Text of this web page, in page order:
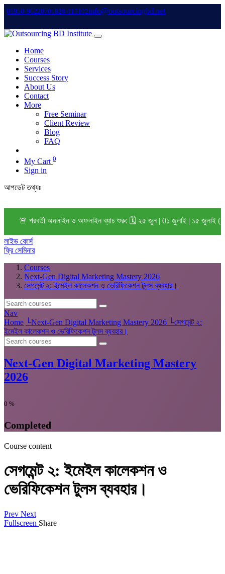
01950-96220701828-015102info@outsourcingbd.net
Home
Courses
Services
Success Story
About Us
Contact
More
Free Seminar
Client Review
Blog
FAQ
My Cart 0
Sign in
আপডেট তথ্যঃ
🚨 পরবর্তী অনলাইন ও অফলাইন ব্যাচ শুরু: 🗓️ ২৫ জুন | 0১ জুলাই | ১৫ জুলাই
লাইভ কোর্স
ফ্রি সেমিনার
Courses
Next-Gen Digital Marketing Mastery 2026
সেগমেন্ট ২: ইমেইল কালেকশন ও ভেরিফিকেশন টুলস ব্যবহার।
Nav
Home └Next-Gen Digital Marketing Mastery 2026 └সেগমেন্ট ২:
ইমেইল কালেকশন ও ভেরিফিকেশন টুলস ব্যবহার।
Next-Gen Digital Marketing Mastery
2026
0 %
Completed
Course content
সেগমেন্ট ২: ইমেইল কালেকশন ও
ভেরিফিকেশন টুলস ব্যবহার।
Prev Next
Fullscreen Share